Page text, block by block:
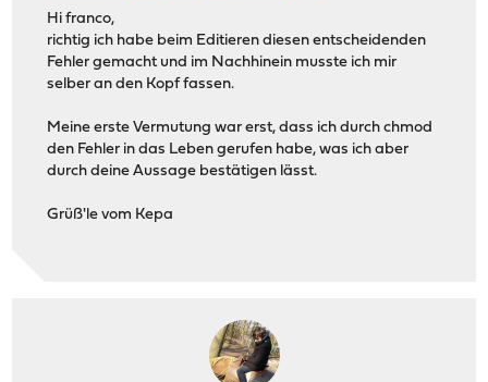
Hi franco,
richtig ich habe beim Editieren diesen entscheidenden
Fehler gemacht und im Nachhinein musste ich mir
selber an den Kopf fassen.
Meine erste Vermutung war erst, dass ich durch chmod
den Fehler in das Leben gerufen habe, was ich aber
durch deine Aussage bestätigen lässt.
Grüß'le vom Kepa